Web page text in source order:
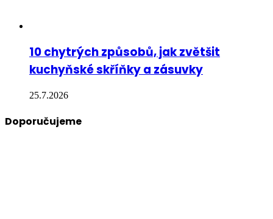
10 chytrých způsobů, jak zvětšit
kuchyňské skříňky a zásuvky
25.7.2026
Doporučujeme